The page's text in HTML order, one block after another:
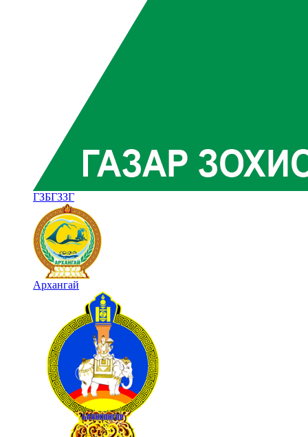
ГЗБГЗЗГ
Архангай